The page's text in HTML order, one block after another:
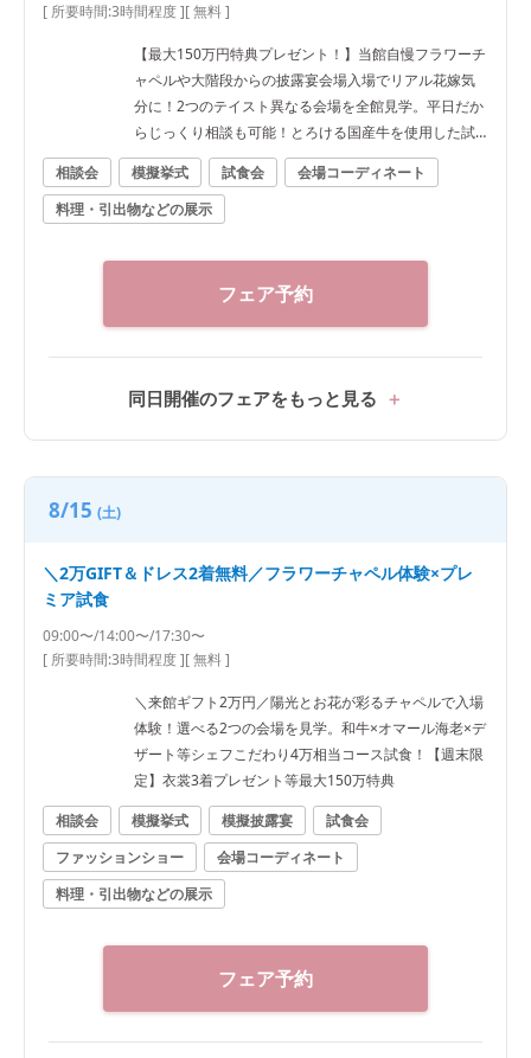
[ 所要時間:3時間程度][ 無料 ]
【最大150万円特典プレゼント！】当館自慢フラワーチ
ャペルや大階段からの披露宴会場入場でリアル花嫁気
分に！2つのテイスト異なる会場を全館見学。平日だか
らじっくり相談も可能！とろける国産牛を使用した試
食付き
相談会 模擬挙式 試食会
会場コーディネート
料理・引出物などの展示
フェア予約
同日開催のフェアをもっと見る
8/15 (土)
＼2万GIFT＆ドレス2着無料／フラワーチャペル体験×プレ
ミア試食
09:00〜/14:00〜/17:30〜
[ 所要時間:3時間程度][ 無料 ]
＼来館ギフト2万円／陽光とお花が彩るチャペルで入場
体験！選べる2つの会場を見学。和牛×オマール海老×デ
ザート等シェフこだわり4万相当コース試食！【週末限
定】衣裳3着プレゼント等最大150万特典
相談会
模擬挙式 模擬披露宴
試食会
ファッションショー
会場コーディネート
料理・引出物などの展示
フェア予約